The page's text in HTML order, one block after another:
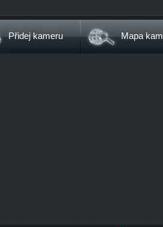
Přidej kameru Mapa